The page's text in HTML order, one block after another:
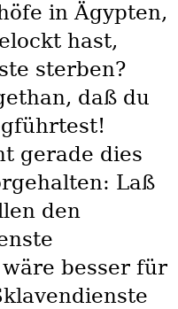
in Ägypten,
hast,
sterben?
daß du
gerade dies
Laß
den
besser für